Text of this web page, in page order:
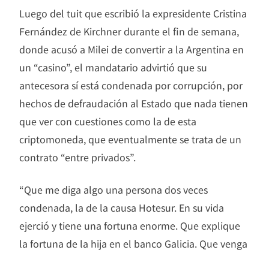
Luego del tuit que escribió la expresidente Cristina
Fernández de Kirchner durante el fin de semana,
donde acusó a Milei de convertir a la Argentina en
un “casino”, el mandatario advirtió que su
antecesora sí está condenada por corrupción, por
hechos de defraudación al Estado que nada tienen
que ver con cuestiones como la de esta
criptomoneda, que eventualmente se trata de un
contrato “entre privados”.
“Que me diga algo una persona dos veces
condenada, la de la causa Hotesur. En su vida
ejerció y tiene una fortuna enorme. Que explique
la fortuna de la hija en el banco Galicia. Que venga